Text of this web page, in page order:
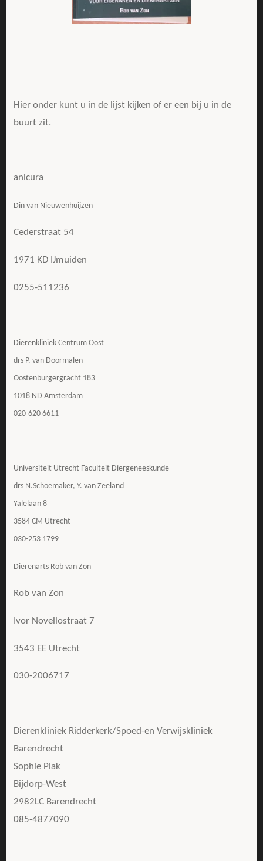
Hier onder kunt u in de lijst kijken of er een bij u in de
buurt zit.
anicura
Din van Nieuwenhuijzen
Cederstraat 54
1971 KD IJmuiden
0255-511236
Dierenkliniek Centrum Oost
drs P. van Doormalen
Oostenburgergracht 183
1018 ND Amsterdam
020-620 6611
Universiteit Utrecht Faculteit Diergeneeskunde
drs N.Schoemaker, Y. van Zeeland
Yalelaan 8
3584 CM Utrecht
030-253 1799
Dierenarts Rob van Zon
Rob van Zon
Ivor Novellostraat 7
3543 EE Utrecht
030-2006717
Dierenkliniek Ridderkerk/Spoed-en Verwijskliniek
Barendrecht
Sophie Plak
Bijdorp-West
2982LC Barendrecht
085-4877090